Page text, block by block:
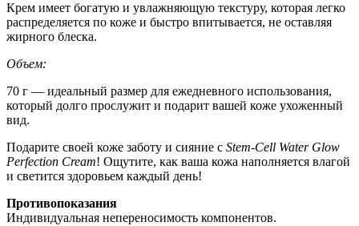
Крем имеет богатую и увлажняющую текстуру, которая легко
распределяется по коже и быстро впитывается, не оставляя
жирного блеска.
Объем:
70 г — идеальный размер для ежедневного использования,
который долго прослужит и подарит вашей коже ухоженный
вид.
Подарите своей коже заботу и сияние с Stem-Cell Water Glow
Perfection Cream! Ощутите, как ваша кожа наполняется влагой
и светится здоровьем каждый день!
Противопоказания
Индивидуальная непереносимость компонентов.